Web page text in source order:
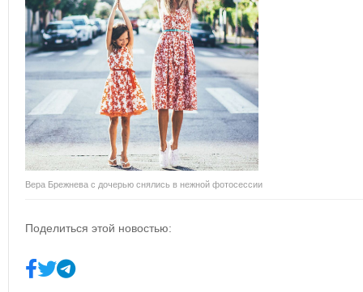
Вера Брежнева с дочерью снялись в нежной фотосессии
Поделиться этой новостью: